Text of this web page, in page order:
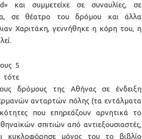
και συμμετείχε σε συναυλίες, σε
σε θέατρο του δρόμου και άλλα
Χαριτάκη, γεννήθηκε η κόρη του, η
5
τότε
δρόμους της Αθήνας σε ένδειξη
ανταρτών πόλης (τα εντάλματα
που επηρεάζουν αρνητικά το
σπιτιών από αντιεξουσιαστές,
κυκλοφόρησε μόνος του το βιβλίο